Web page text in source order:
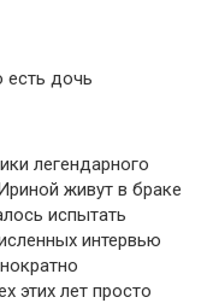
есть дочь
легендарного
живут в браке
испытать
интервью
этих лет просто